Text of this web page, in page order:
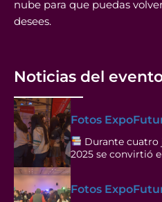
nube para que puedas
desees.
Noticias del
Fotos
Durante cuatro
2025 se convirtió
Fotos